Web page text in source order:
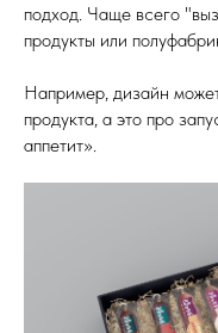
подход. Чаще всего
продукты или
Например, дизайн
продукта, а это про
аппетит».